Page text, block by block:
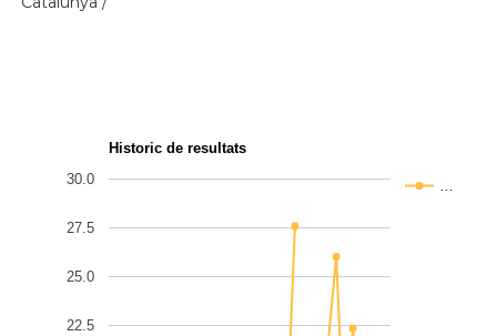
Historic de resultats
…
22.5
25.0
27.5
30.0